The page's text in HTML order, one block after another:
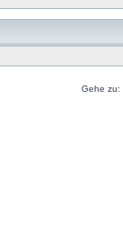
Gehe zu: